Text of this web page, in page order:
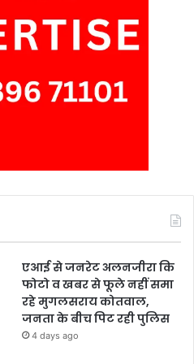
एआई से जनरेट अलनजीरा कि
फोटो व खबर से फूले नहीं समा
रहे मुगलसराय कोतवाल,
जनता के बीच पिट रही पुलिस
4 days ago